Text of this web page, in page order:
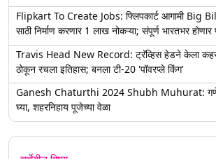
Flipkart To Create Jobs: फ्लिपकार्ट आगामी Big
साठी निर्माण करणार 1 लाख नोकऱ्या; संपूर्ण भारतभर होणार
Travis Head New Record: ट्रॅव्हिस हेडने केला
ठोकून रचला इतिहास; बनला टी-20 'पॉवरप्ले किंग'
Ganesh Chaturthi 2024 Shubh Muhurat: गणेश
घ्या, शहरनिहाय पूजेच्या वेळा